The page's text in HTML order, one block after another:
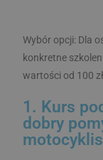
Wybór opcji: Dla
konkretne
wartości od 100
1. Kurs
dobry